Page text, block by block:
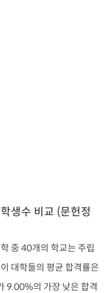
생수 비교 (문헌정
중 40개의 학교는 주립
대학들의 평균 합격률은
9.00%의 가장 낮은 합격